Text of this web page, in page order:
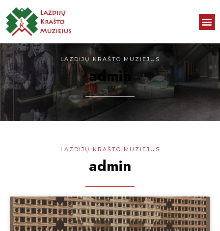
LAZDIJŲ KRAŠTO MUZIEJUS
admin
LAZDIJŲ KRAŠTO MUZIEJUS
admin